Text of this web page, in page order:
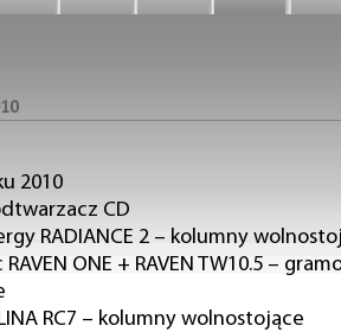
2010
CD
RADIANCE 2 – kolumny
ONE + RAVEN TW10.5 –
RC7 – kolumny wolnostojące